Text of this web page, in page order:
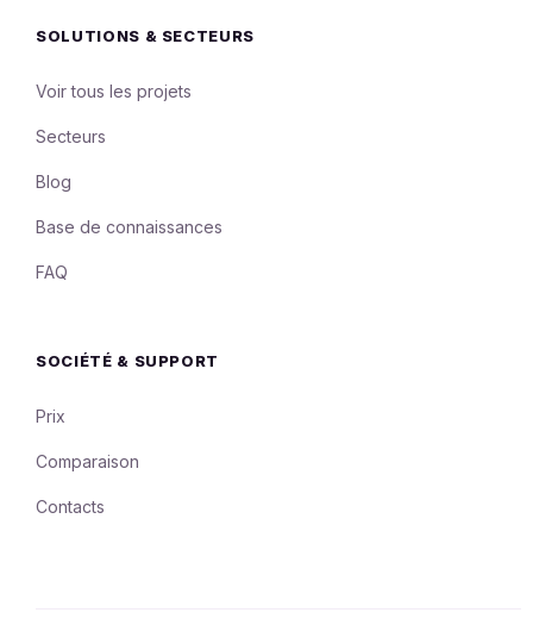
SOLUTIONS & SECTEURS
Voir tous les projets
Secteurs
Blog
Base de connaissances
FAQ
SOCIÉTÉ & SUPPORT
Prix
Comparaison
Contacts